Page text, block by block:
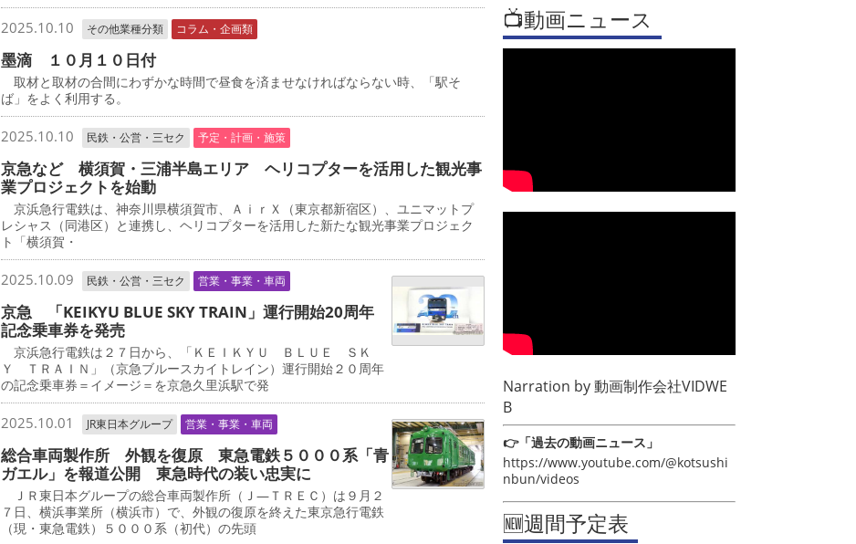
2025.10.10 その他業種分類 コラム・企画類
墨滴 １０月１０日付
取材と取材の合間にわずかな時間で昼食を済ませなければならない時、「駅そ
ば」をよく利用する。
2025.10.10 民鉄・公営・三セク 予定・計画・施策
京急など 横須賀・三浦半島エリア ヘリコプターを活用した観光事
業プロジェクトを始動
京浜急行電鉄は、神奈川県横須賀市、ＡｉｒＸ（東京都新宿区）、ユニマットプ
レシャス（同港区）と連携し、ヘリコプターを活用した新たな観光事業プロジェク
ト「横須賀・
2025.10.09 民鉄・公営・三セク 営業・事業・車両
京急 「KEIKYU BLUE SKY TRAIN」運行開始20周年
記念乗車券を発売
京浜急行電鉄は２７日から、「ＫＥＩＫＹＵ ＢＬＵＥ ＳＫ
Ｙ ＴＲＡＩＮ」（京急ブルースカイトレイン）運行開始２０周年
の記念乗車券＝イメージ＝を京急久里浜駅で発
2025.10.01 JR東日本グループ 営業・事業・車両
総合車両製作所 外観を復原 東急電鉄５０００系「青
ガエル」を報道公開 東急時代の装い忠実に
ＪＲ東日本グループの総合車両製作所（Ｊ―ＴＲＥＣ）は９月２
７日、横浜事業所（横浜市）で、外観の復原を終えた東京急行電鉄
（現・東急電鉄）５０００系（初代）の先頭
📺動画ニュース
Narration by動画制作会社VIDWE
B
👉「過去の動画ニュース」
https://www.youtube.com/@kotsushi
nbun/videos
🆕週間予定表